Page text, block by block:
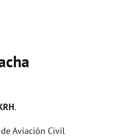
.
Aviación Civil